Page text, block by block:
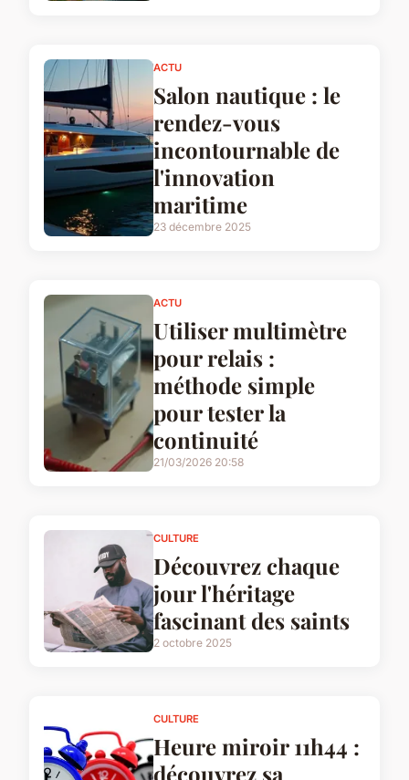
ACTU
Salon nautique : le
rendez-vous
incontournable de
l'innovation
maritime
23 décembre 2025
ACTU
Utiliser multimètre
pour relais :
méthode simple
pour tester la
continuité
21/03/2026 20:58
CULTURE
Découvrez chaque
jour l'héritage
fascinant des saints
2 octobre 2025
CULTURE
Heure miroir 11h44 :
découvrez sa